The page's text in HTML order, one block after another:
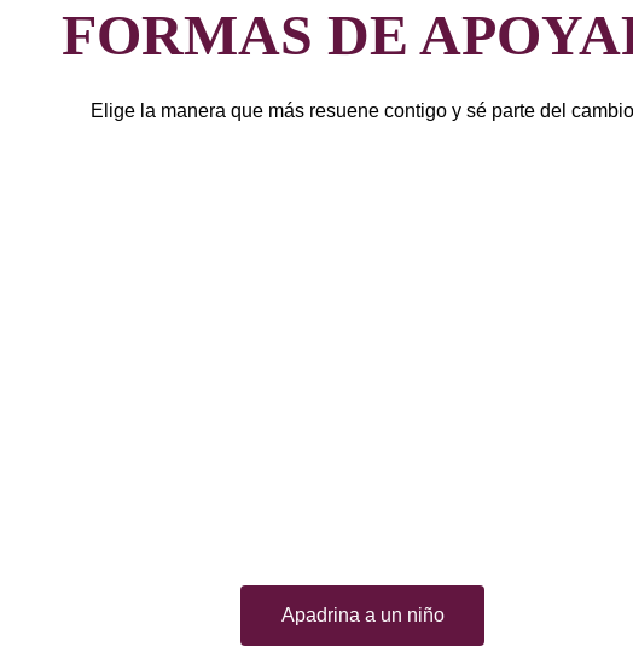
FORMAS DE
Elige la manera que más resuene contigo y sé parte del cambio
Apadrina a un niño